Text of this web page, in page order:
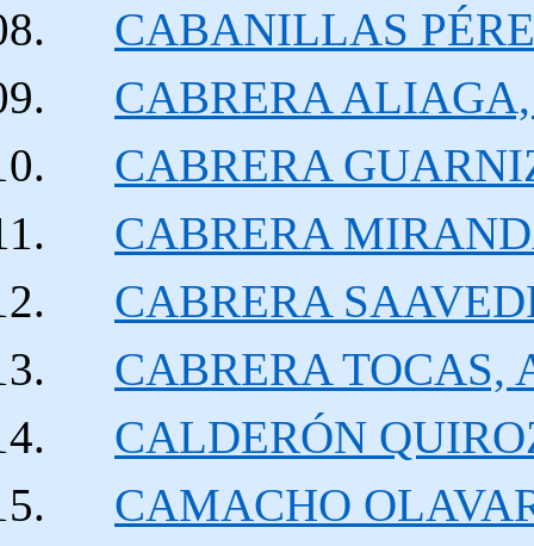
CABANILLAS
CABRERA
CABRERA
CABRERA
CABRERA
CABRERA TOCAS,
CALDERÓN
CAMACHO